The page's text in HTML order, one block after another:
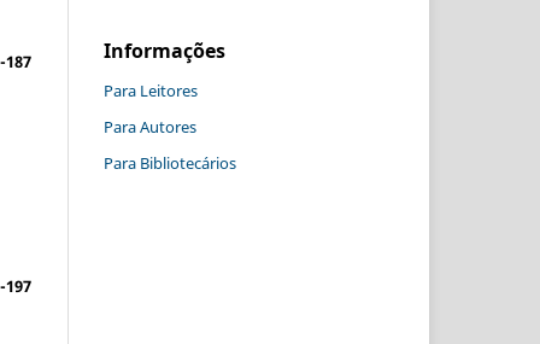
187
197
Informações
Para Leitores
Para Autores
Para Bibliotecários